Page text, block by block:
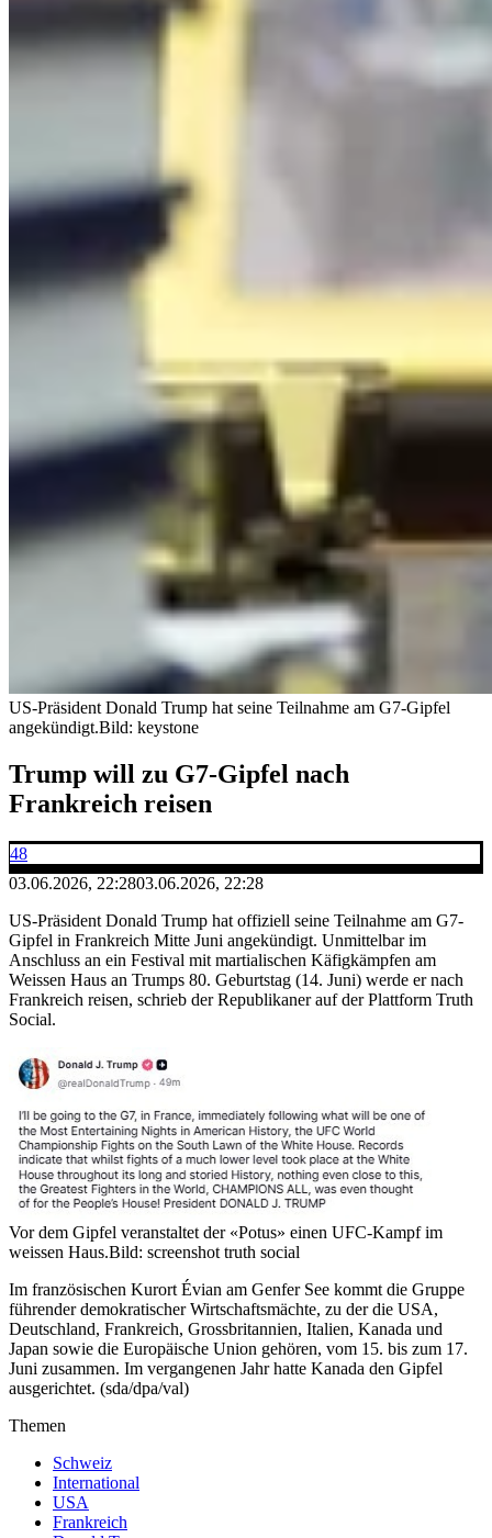
US-Präsident Donald Trump hat seine Teilnahme am G7-Gipfel
angekündigt.Bild: keystone
Trump will zu G7-Gipfel nach
Frankreich reisen
48
03.06.2026, 22:2803.06.2026, 22:28
US-Präsident Donald Trump hat offiziell seine Teilnahme am G7-
Gipfel in Frankreich Mitte Juni angekündigt. Unmittelbar im
Anschluss an ein Festival mit martialischen Käfigkämpfen am
Weissen Haus an Trumps 80. Geburtstag (14. Juni) werde er nach
Frankreich reisen, schrieb der Republikaner auf der Plattform Truth
Social.
Vor dem Gipfel veranstaltet der «Potus» einen UFC-Kampf im
weissen Haus.Bild: screenshot truth social
Im französischen Kurort Évian am Genfer See kommt die Gruppe
führender demokratischer Wirtschaftsmächte, zu der die USA,
Deutschland, Frankreich, Grossbritannien, Italien, Kanada und
Japan sowie die Europäische Union gehören, vom 15. bis zum 17.
Juni zusammen. Im vergangenen Jahr hatte Kanada den Gipfel
ausgerichtet. (sda/dpa/val)
Themen
Schweiz
International
USA
Frankreich